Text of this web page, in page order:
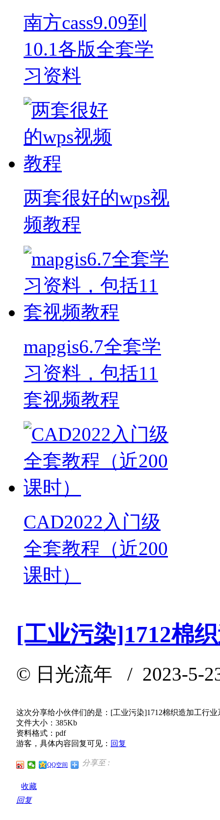
南方cass9.09到
10.1各版全套学
习资料
两套很好的wps视
频教程
mapgis6.7全套学
习资料，包括11
套视频教程
CAD2022入门级
全套教程（近200
课时）
[工业污染]1712棉
© 日光流年 / 2023-5-
这次分享给小伙伴们的是：[工业污染]1712棉织造加工行业
文件大小：385Kb
资料格式：pdf
游客，具体内容回复可见： 回复
分享至 :
QQ空间
收藏
回复